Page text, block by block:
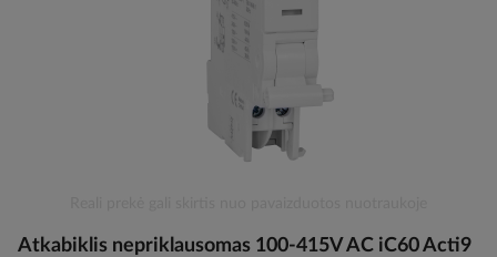
the
Atkabiklis nepriklausomas 100-415V AC iC60 Acti9